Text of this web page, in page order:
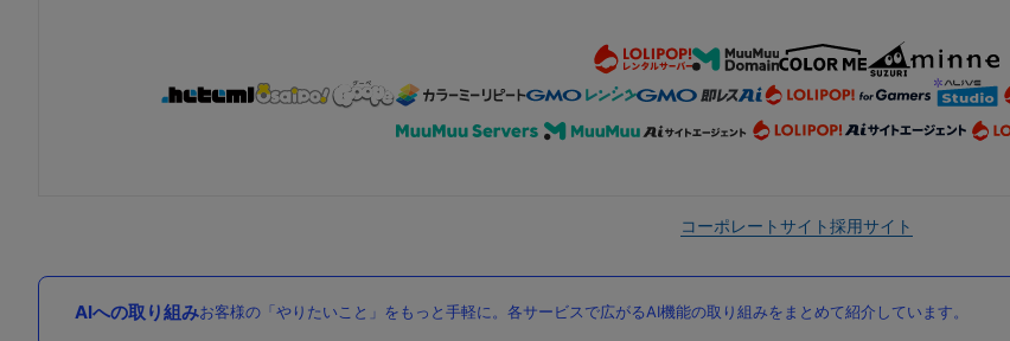
コーポレートサイト採用サイト
AIへの取り組みお客様の「やりたいこと」をもっと手軽に。各サービスで広がるAI機能の取り組みをまとめて紹介しています。